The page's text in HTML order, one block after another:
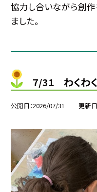
協力し合いながら創作
ました。
7/31 わくわ
公開日 2026/07/31 更新日